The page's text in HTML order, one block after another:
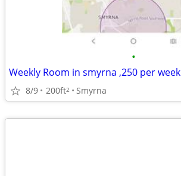
•
Weekly Room in smyrna ,250 per week
8/9 200ft2 Smyrna